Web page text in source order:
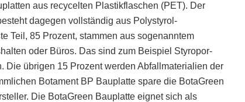
aus recycelten Plastikflaschen (PET). Der
dagegen vollständig aus Polystyrol-
Teil, 85 Prozent, stammen aus sogenanntem
oder Büros. Das sind zum Beispiel Styropor-
Die übrigen 15 Prozent werden Abfallmaterialien der
Botament BP Bauplatte spare die BotaGreen
Die BotaGreen Bauplatte eignet sich als